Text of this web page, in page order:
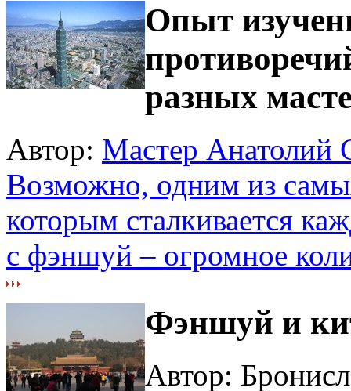
Опыт
разных
Автор: Мастер Анатолий
Возможно, одним из
которым сталкивается
с фэншуй – огромное
Фэншуй и
Автор: